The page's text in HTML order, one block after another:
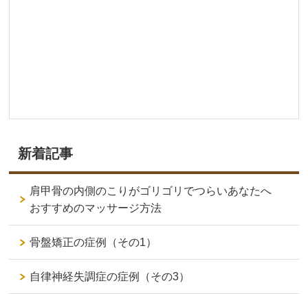
新着記事
肩甲骨の内側のこりがゴリゴリでつらいあなたへ
おすすめのマッサージ方法
骨盤矯正の症例（その1）
自律神経失調症の症例（その3）